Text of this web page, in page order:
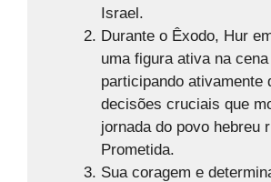
Israel.
Durante o Êxodo, Hur
uma figura ativa na
participando ativamente
decisões cruciais que
jornada do povo hebreu
Prometida.
Sua coragem e